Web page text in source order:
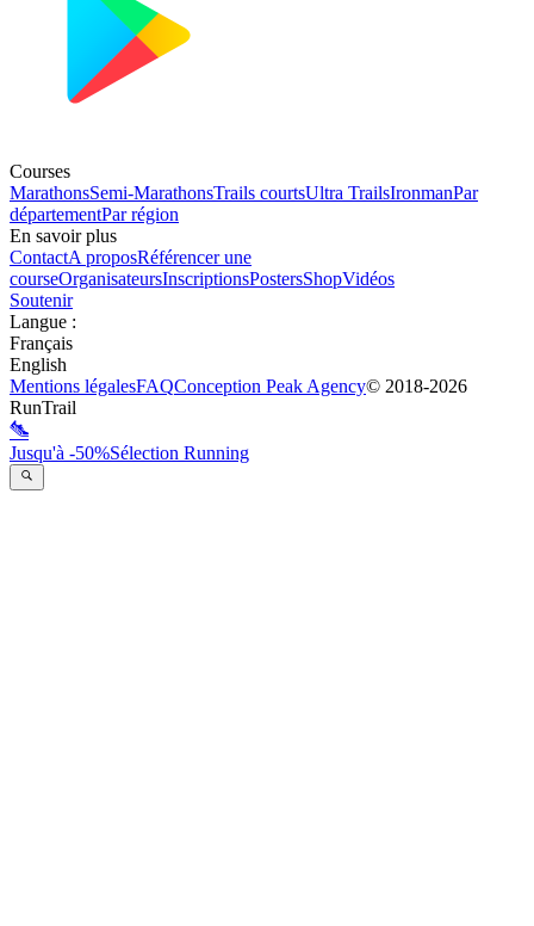
Courses
MarathonsSemi-MarathonsTrails courtsUltra TrailsIronmanPar
départementPar région
En savoir plus
ContactA proposRéférencer une
courseOrganisateursInscriptionsPostersShopVidéos
Soutenir
Langue :
Français
English
Mentions légalesFAQConception Peak Agency© 2018-2026
RunTrail
Jusqu'à -50%Sélection Running